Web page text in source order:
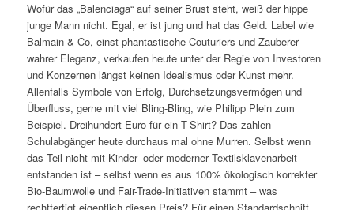
Wofür das „Balenciaga“ auf seiner Brust steht, weiß der hippe
junge Mann nicht. Egal, er ist jung und hat das Geld. Label wie
Balmain & Co, einst phantastische Couturiers und Zauberer
wahrer Eleganz, verkaufen heute unter der Regie von Investoren
und Konzernen längst keinen Idealismus oder Kunst mehr.
Allenfalls Symbole von Erfolg, Durchsetzungsvermögen und
Überfluss, gerne mit viel Bling-Bling, wie Philipp Plein zum
Beispiel. Dreihundert Euro für ein T-Shirt? Das zahlen
Schulabgänger heute durchaus mal ohne Murren. Selbst wenn
das Teil nicht mit Kinder- oder moderner Textilsklavenarbeit
entstanden ist – selbst wenn es aus 100% ökologisch korrekter
Bio-Baumwolle und Fair-Trade-Initiativen stammt – was